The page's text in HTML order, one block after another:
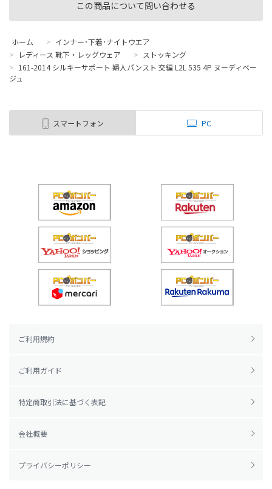
この商品について問い合わせる
ホーム > インナー･下着･ナイトウエア
>
レディース 靴下・レッグウェア > ストッキング
> 161-2014 シルキーサポート 婦人パンスト 交編 L2L 535 4P ヌーディベー
ジュ
スマートフォン PC
ご利用規約
ご利用ガイド
特定商取引法に基づく表記
会社概要
プライバシーポリシー